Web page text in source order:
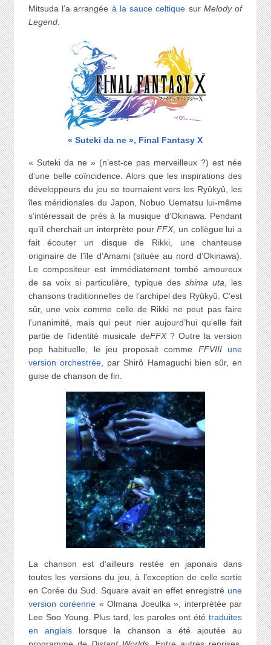
Mitsuda l’a arrangée à la sauce celtique sur Melody of
Legend.
« Suteki da ne », Final Fantasy X
« Suteki da ne » (n’est-ce pas merveilleux ?) est née
d’une belle coïncidence. Alors que les inspirations des
développeurs du jeu se tournaient vers les Ryûkyû, les
îles méridionales du Japon, Nobuo Uematsu lui-même
s’intéressait de près à la musique d’Okinawa. Pendant
qu’il cherchait un interprète pourFFX, un collègue lui a
fait écouter un disque de Rikki, une chanteuse
originaire de l’île d’Amami (située au nord d’Okinawa).
Le compositeur est immédiatement tombé amoureux
de sa voix si particulière, typique des shima uta , les
chansons traditionnelles de l’archipel des Ryûkyû. C’est
sûr, une voix comme celle de Rikki ne peut pas faire
l’unanimité, mais qui peut nier aujourd’hui qu’elle fait
partie de l’identité musicale deFFX? Outre la version
pop habituelle, le jeu proposait comme FFVIII
une
version orchestrée , par Shirô Hamaguchi bien sûr, en
guise de chanson de fin.
La chanson est d’ailleurs restée en japonais dans
toutes les versions du jeu, à l’exception de celle sortie
en Corée du Sud. Square avait en effet enregistré une
version coréenne « Olmana Joeulka », interprétée par
Lee Soo Young. Plus tard, les paroles ont ététraduites
en anglais lorsque la chanson a été ajoutée au